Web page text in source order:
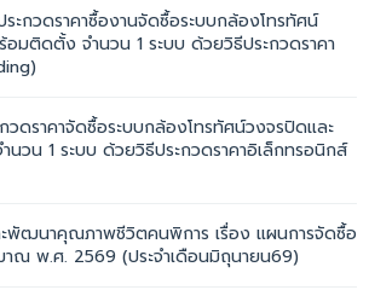
ระกวดราคาซื้องานจัดซื้อระบบกล้องโทรทัศน์
มติดตั้ง จำนวน 1 ระบบ ด้วยวิธีประกวดราคา
กวดราคาจัดซื้อระบบกล้องโทรทัศน์วงจรปิดและ
น 1 ระบบ ด้วยวิธีประกวดราคาอิเล็กทรอนิกส์
ะพัฒนาคุณภาพชีวิตคนพิการ เรื่อง แผนการจัดซื้อ
าณ พ.ศ. 2569 (ประจำเดือนมิถุนายน69)